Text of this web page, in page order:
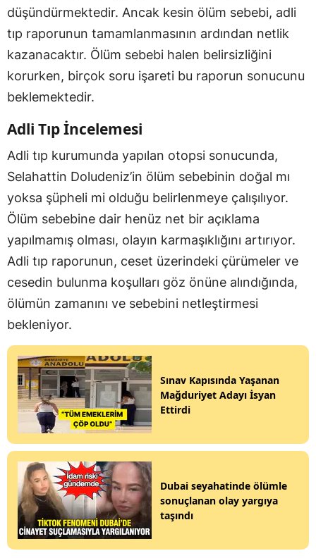
düşündürmektedir. Ancak kesin ölüm sebebi, adli
tıp raporunun tamamlanmasının ardından netlik
kazanacaktır. Ölüm sebebi halen belirsizliğini
korurken, birçok soru işareti bu raporun sonucunu
beklemektedir.
Adli Tıp İncelemesi
Adli tıp kurumunda yapılan otopsi sonucunda,
Selahattin Doludeniz’in ölüm sebebinin doğal mı
yoksa şüpheli mi olduğu belirlenmeye çalışılıyor.
Ölüm sebebine dair henüz net bir açıklama
yapılmamış olması, olayın karmaşıklığını artırıyor.
Adli tıp raporunun, ceset üzerindeki çürümeler ve
cesedin bulunma koşulları göz önüne alındığında,
ölümün zamanını ve sebebini netleştirmesi
bekleniyor.
Sınav Kapısında Yaşanan
Mağduriyet Adayı İsyan
Ettirdi
Dubai seyahatinde ölümle
sonuçlanan olay yargıya
taşındı